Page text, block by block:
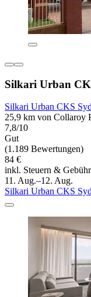
Silkari Urban
Silkari Urban CKS
25,9 km von Collaroy
7,8/10
Gut
(1.189 Bewertungen)
84 €
inkl. Steuern &
11. Aug.–12. Aug.
Silkari Urban CKS